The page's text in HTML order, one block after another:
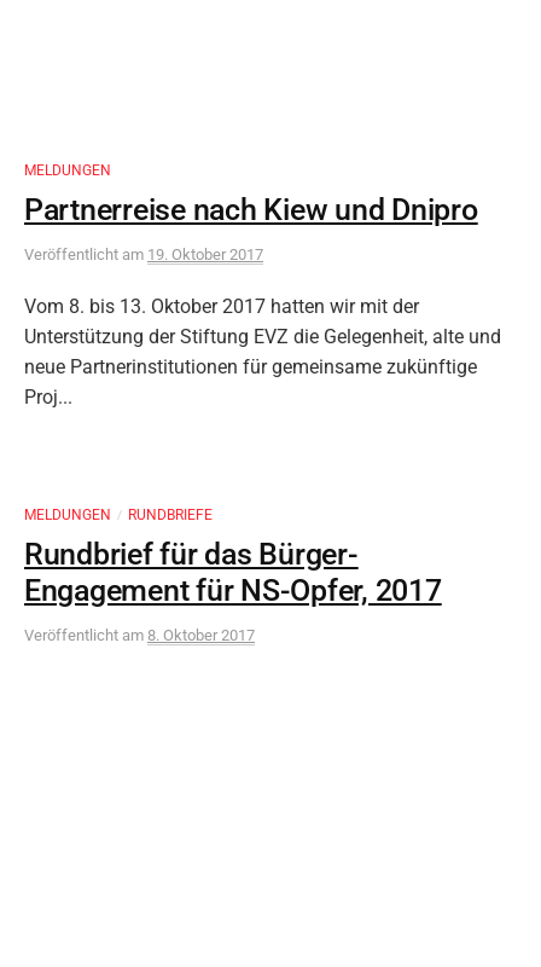
MELDUNGEN
Partnerreise nach Kiew und Dnipro
Veröffentlicht am 19. Oktober 2017
Vom 8. bis 13. Oktober 2017 hatten wir mit der
Unterstützung der Stiftung EVZ die Gelegenheit, alte und
neue Partnerinstitutionen für gemeinsame zukünftige
Proj...
MELDUNGEN / RUNDBRIEFE
Rundbrief für das Bürger-
Engagement für NS-Opfer, 2017
Veröffentlicht am 8. Oktober 2017